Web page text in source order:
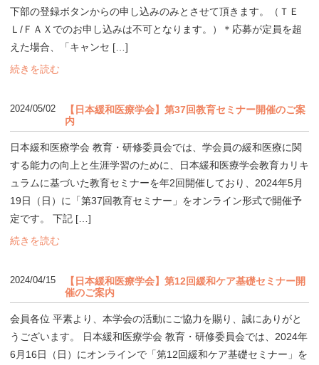
下部の登録ボタンからの申し込みのみとさせて頂きます。（ＴＥ
Ｌ/ＦＡＸでのお申し込みは不可となります。）＊応募が定員を超
えた場合、「キャンセ […]
続きを読む
2024/05/02
【日本緩和医療学会】第37回教育セミナー開催のご案
内
日本緩和医療学会 教育・研修委員会では、学会員の緩和医療に関
する能力の向上と生涯学習のために、日本緩和医療学会教育カリキ
ュラムに基づいた教育セミナーを年2回開催しており、2024年5月
19日（日）に「第37回教育セミナー」をオンライン形式で開催予
定です。 下記 […]
続きを読む
2024/04/15
【日本緩和医療学会】第12回緩和ケア基礎セミナー開
催のご案内
会員各位 平素より、本学会の活動にご協力を賜り、誠にありがと
うございます。 日本緩和医療学会 教育・研修委員会では、2024年
6月16日（日）にオンラインで「第12回緩和ケア基礎セミナー」を